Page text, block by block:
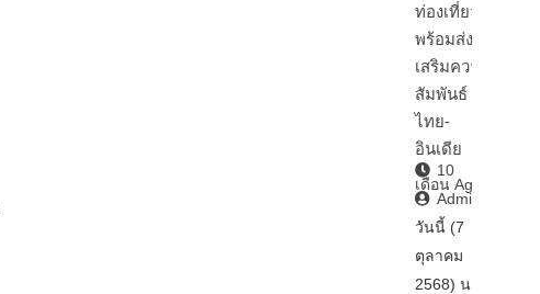
ท่องเที่ยว
พร้อมส่ง
เสริมความ
สัมพันธ์
ไทย-
อินเดีย
10
เดือน Ago
Admin2
วันนี้ (7
ตุลาคม
2568) นา…